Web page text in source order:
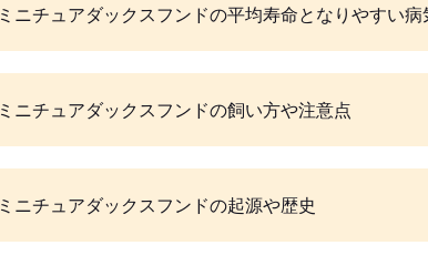
ミニチュアダックスフンドの平均寿命となりやすい病
ミニチュアダックスフンドの飼い方や注意点
ミニチュアダックスフンドの起源や歴史